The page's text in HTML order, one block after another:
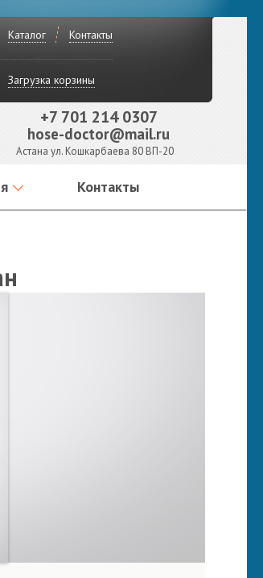
Каталог Контакты
Загрузка корзины
+7 701 214 0307
hose-doctor@mail.ru
Астана ул. Кошкарбаева 80 ВП-20
Контакты